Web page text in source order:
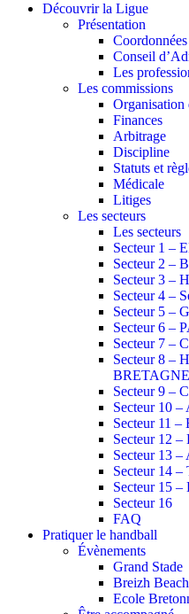
Découvrir la Ligue
Présentation
Coordonnées
Conseil
Les
Les commissions
Organisation
Finances
Arbitrage
Discipline
Statuts et
Médicale
Litiges
Les secteurs
Les secteurs
Secteur 1 –
Secteur 2 –
Secteur 3 –
Secteur 4 –
Secteur 5 –
Secteur 6 –
Secteur 7 –
Secteur 8 –
BRETAGNE
Secteur 9 –
Secteur 10
Secteur 11 –
Secteur 12
Secteur 13
Secteur 14 –
Secteur 15
Secteur 16
FAQ
Pratiquer le handball
Évènements
Grand Stade
Breizh
Ecole